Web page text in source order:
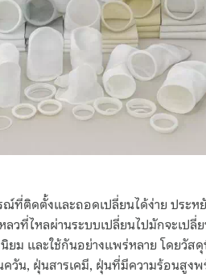
ที่ติดตั้งและถอดเปลี่ยนได้ง่าย ประ
วที่ไหลผ่านระบบเปลี่ยนไปมักจะเป
ม และใช้กันอย่างแพร่หลาย โดยวัส
วัน, ฝุ่นสารเคมี, ฝุ่นที่มีความร้อนสูง